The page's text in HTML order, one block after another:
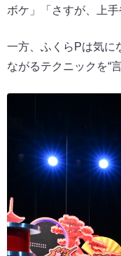
ボケ」「さすが、上
一方、ふくらPは気に
ながるテクニックを“